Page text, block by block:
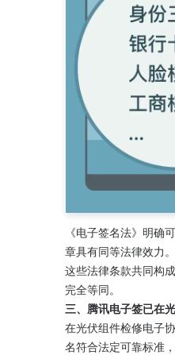
《电子签名法》明确
章具有同等法律效力。
这些法律条款共同构
完全等同。
三、腾讯电子签已在
在光伏组件检修电子
名符合法定可靠标准